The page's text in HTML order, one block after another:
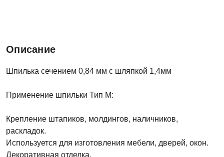
Описание
Шпилька сечением 0,84 мм с шляпкой 1,4мм
Применение шпильки Тип M:
Крепление штапиков, молдингов, наличников,
раскладок.
Используется для изготовления мебели, дверей, окон.
Декоративная отделка.